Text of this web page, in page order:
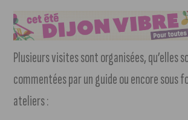
Plusieurs visites sont organisées, qu’elles
commentées par un guide ou encore sous
ateliers :